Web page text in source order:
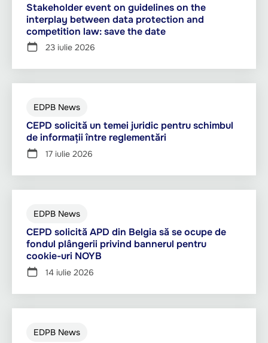
Stakeholder event on guidelines on the
interplay between data protection and
competition law: save the date
23 iulie 2026
EDPB News
CEPD solicită un temei juridic pentru schimbul
de informații între reglementări
17 iulie 2026
EDPB News
CEPD solicită APD din Belgia să se ocupe de
fondul plângerii privind bannerul pentru
cookie-uri NOYB
14 iulie 2026
EDPB News